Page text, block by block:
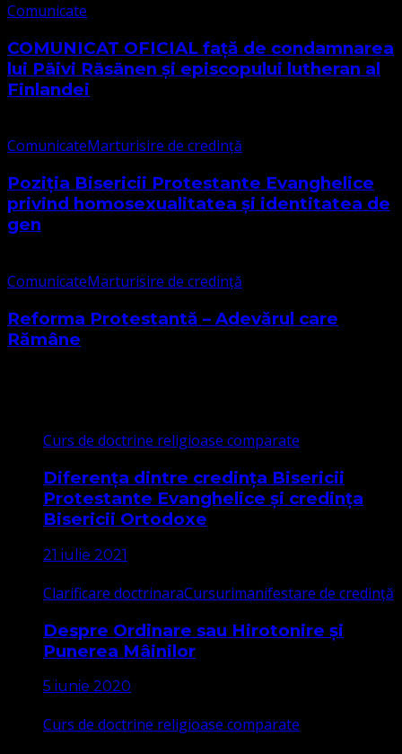
Comunicate
COMUNICAT OFICIAL față de condamnarea
lui Päivi Räsänen și episcopului lutheran al
Finlandei
ComunicateMarturisire de credință
Poziția Bisericii Protestante Evanghelice
privind homosexualitatea și identitatea de
gen
ComunicateMarturisire de credință
Reforma Protestantă – Adevărul care
Rămâne
Curs de doctrine religioase comparate
Diferența dintre credința Bisericii
Protestante Evanghelice și credința
Bisericii Ortodoxe
21 iulie 2021
Clarificare doctrinaraCursurimanifestare de credință
Despre Ordinare sau Hirotonire și
Punerea Mâinilor
5 iunie 2020
Curs de doctrine religioase comparate